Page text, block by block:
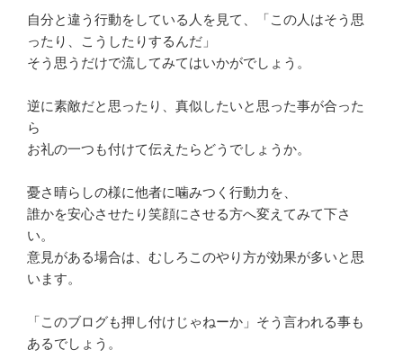
自分と違う行動をしている人を見て、「この人はそう思
ったり、こうしたりするんだ」
そう思うだけで流してみてはいかがでしょう。
逆に素敵だと思ったり、真似したいと思った事が合った
ら
お礼の一つも付けて伝えたらどうでしょうか。
憂さ晴らしの様に他者に噛みつく行動力を、
誰かを安心させたり笑顔にさせる方へ変えてみて下さ
い。
意見がある場合は、むしろこのやり方が効果が多いと思
います。
「このブログも押し付けじゃねーか」そう言われる事も
あるでしょう。